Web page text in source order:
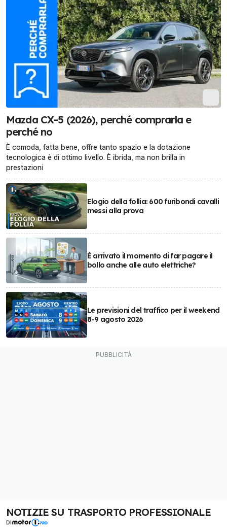
Mazda CX-5 (2026), perché comprarla e
perché no
È comoda, fatta bene, offre tanto spazio e la dotazione
tecnologica è di ottimo livello. È ibrida, ma non brilla in
prestazioni
Elogio della follia: 600 furibondi cavalli
messi alla prova
È arrivato il momento di far pagare il
bollo anche alle auto elettriche?
Le previsioni del traffico per il weekend
8-9 agosto 2026
NOTIZIE SU TRASPORTO PROFESSIONALE
DI